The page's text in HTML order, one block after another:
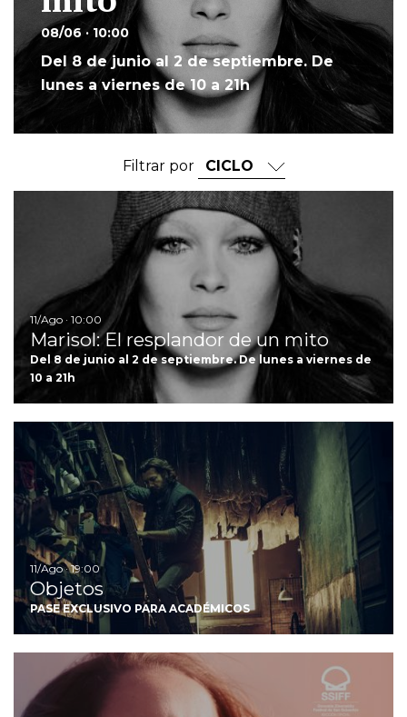
08/06 · 10:00
Del 8 de junio al 2 de septiembre. De
lunes a viernes de 10 a 21h
Filtrar por
11/Ago · 10:00
Marisol: El resplandor de un mito
Del 8 de junio al 2 de septiembre. De lunes a viernes de
10 a 21h
11/Ago · 19:00
Objetos
PASE EXCLUSIVO PARA ACADÉMICOS